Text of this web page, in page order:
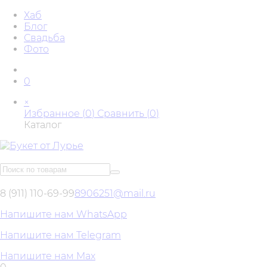
Хаб
Блог
Свадьба
Фото
0
×
Избранное (0) Сравнить (0)
Каталог
8 (911) 110-69-998906251@mail.ru
Напишите нам WhatsApp
Напишите нам Telegram
Напишите нам Max